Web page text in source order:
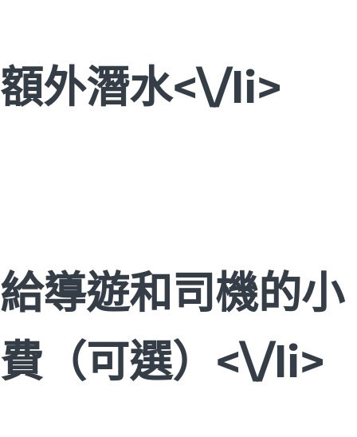
額外潛水<\/li>
給導遊和司機的小
費（可選）<\/li>